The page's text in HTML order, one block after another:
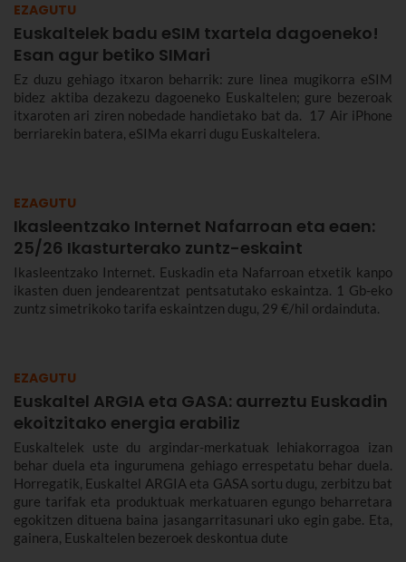
EZAGUTU
Euskaltelek badu eSIM txartela dagoeneko!
Esan agur betiko SIMari
Ez duzu gehiago itxaron beharrik: zure linea mugikorra eSIM
bidez aktiba dezakezu dagoeneko Euskaltelen; gure bezeroak
itxaroten ari ziren nobedade handietako bat da. 17 Air iPhone
berriarekin batera, eSIMa ekarri dugu Euskaltelera.
EZAGUTU
Ikasleentzako Internet Nafarroan eta eaen:
25/26 Ikasturterako zuntz-eskaint
Ikasleentzako Internet. Euskadin eta Nafarroan etxetik kanpo
ikasten duen jendearentzat pentsatutako eskaintza. 1 Gb-eko
zuntz simetrikoko tarifa eskaintzen dugu, 29 €/hil ordainduta.
EZAGUTU
Euskaltel ARGIA eta GASA: aurreztu Euskadin
ekoitzitako energia erabiliz
Euskaltelek uste du argindar-merkatuak lehiakorragoa izan
behar duela eta ingurumena gehiago errespetatu behar duela.
Horregatik, Euskaltel ARGIA eta GASA sortu dugu, zerbitzu bat
gure tarifak eta produktuak merkatuaren egungo beharretara
egokitzen dituena baina jasangarritasunari uko egin gabe. Eta,
gainera, Euskaltelen bezeroek deskontua dute